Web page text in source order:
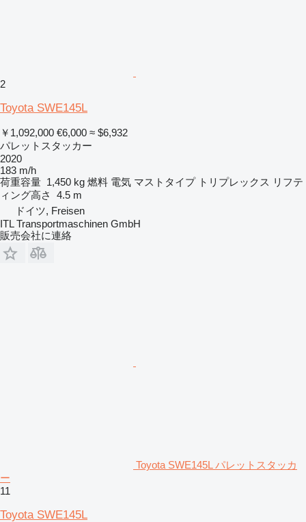
2
Toyota SWE145L
￥1,092,000 €6,000 ≈ $6,932
パレットスタッカー
2020
183 m/h
荷重容量 1,450 kg 燃料 電気 マストタイプ トリプレックス リフテ
ィング高さ
4.5 m
ドイツ, Freisen
ITL Transportmaschinen GmbH
販売会社に連絡
Toyota SWE145L パレットスタッカ
ー
11
Toyota SWE145L